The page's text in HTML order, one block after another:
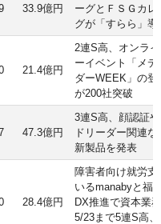
33.9億円
ーグとＦＳＧカレ
グが「すらら」導
21.4億円
2連S高、オンラ
ーイベント「メデ
ダーWEEK」の登
が200社突破
47.3億円
3連S高、顔認証
ドリーダー関連
新製品を発表
28.4億円
障害者向け就労支
いるmanabyと福
DX推進で資本業
5/23まで5連S高